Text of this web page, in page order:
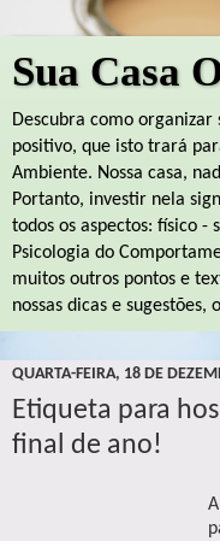
Sua Casa
Descubra como
positivo, que isto trará
Ambiente. Nossa casa,
Portanto, investir nela
todos os aspectos: físico -
Psicologia do
muitos outros pontos e
nossas dicas e sugestões,
QUARTA-FEIRA, 18 DE
Etiqueta para
final de ano!